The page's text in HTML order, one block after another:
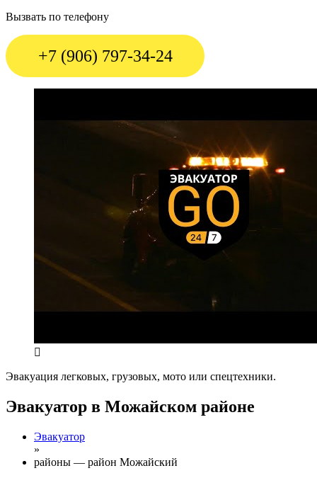
Вызвать по телефону
+7 (906) 797-34-24
Эвакуация легковых, грузовых, мото или спецтехники.
Эвакуатор в Можайском районе
Эвакуатор
»
районы — район Можайский